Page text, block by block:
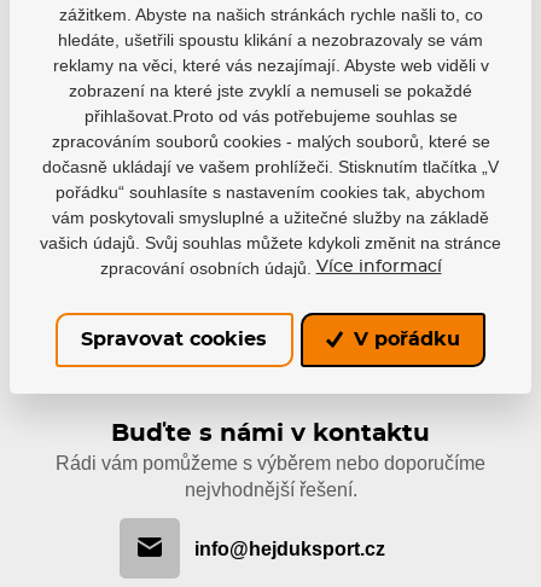
Varianty
WH24
EAN: 1700000116310
Není skladem 249 Kč
Buďte s námi v kontaktu
Rádi vám pomůžeme s výběrem nebo doporučíme
nejvhodnější řešení.
info@hejduksport.cz
zážitkem. Abyste na našich stránkách rychle našli to, co
hledáte, ušetřili spoustu klikání a nezobrazovaly se vám
reklamy na věci, které vás nezajímají. Abyste web viděli v
zobrazení na které jste zvyklí a nemuseli se pokaždé
přihlašovat.Proto od vás potřebujeme souhlas se
zpracováním souborů cookies - malých souborů, které se
dočasně ukládají ve vašem prohlížeči. Stisknutím tlačítka „V
pořádku“ souhlasíte s nastavením cookies tak, abychom
vám poskytovali smysluplné a užitečné služby na základě
vašich údajů. Svůj souhlas můžete kdykoli změnit na stránce
zpracování osobních údajů.
Více informací
Spravovat cookies V pořádku